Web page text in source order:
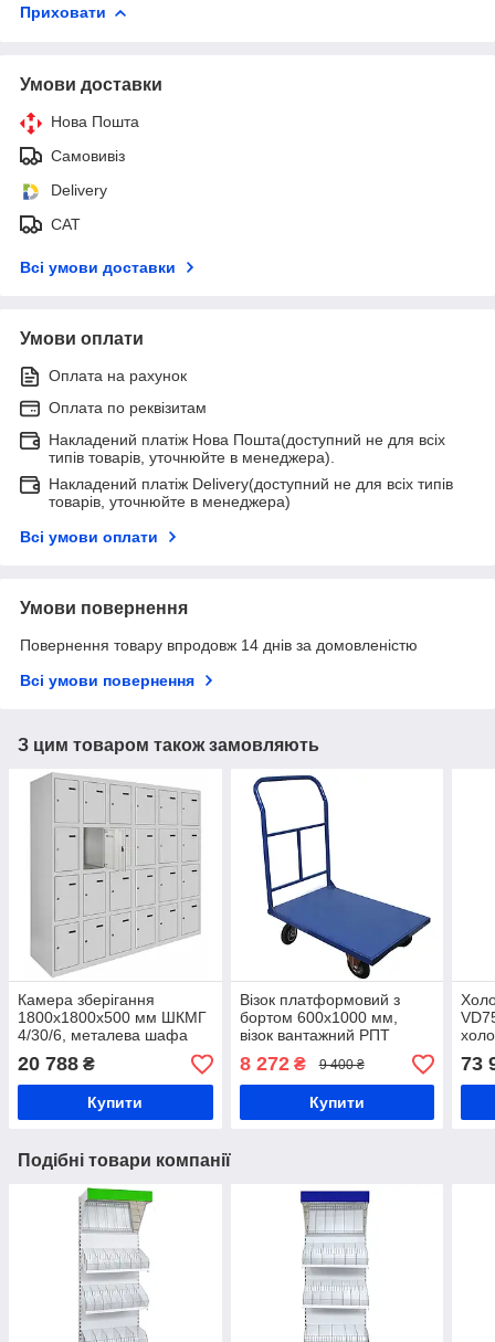
Приховати
Умови доставки
Нова Пошта
Самовивіз
Delivery
САТ
Всі умови доставки
Умови оплати
Оплата на рахунок
Оплата по реквізитам
Накладений платіж Нова Пошта(доступний не для всіх
типів товарів, уточнюйте в менеджера).
Накладений платіж Delivery(доступний не для всіх типів
товарів, уточнюйте в менеджера)
Всі умови оплати
Умови повернення
Повернення товару впродовж 14 днів за домовленістю
Всі умови повернення
З цим товаром також замовляють
Камера зберігання
1800х1800х500 мм ШКМГ
4/30/6, металева шафа
коміркова
чотирьохрівнева, шафа
для зберігання речей,
20 788 ₴
Купити
Візок платформовий з
бортом 600х1000 мм,
візок вантажний РПТ
(З)-009-200 М, складський
візок зі зварною ручкою,
платформовий візок
8 272₴ 9 400 ₴
Купити
73
Подібні товари компанії